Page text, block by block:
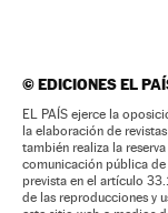
©EDICIONES EL
EL PAÍS ejerce la
la elaboración de
también realiza la
comunicación pública
prevista en el artículo
de las reproducciones y